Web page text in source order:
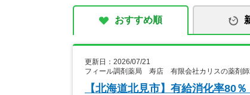
おすすめ順
更新日：2026/07/21
フィール調剤薬局 寿店 有限会社カリスの薬剤師
【北海道北見市】有給消化率80